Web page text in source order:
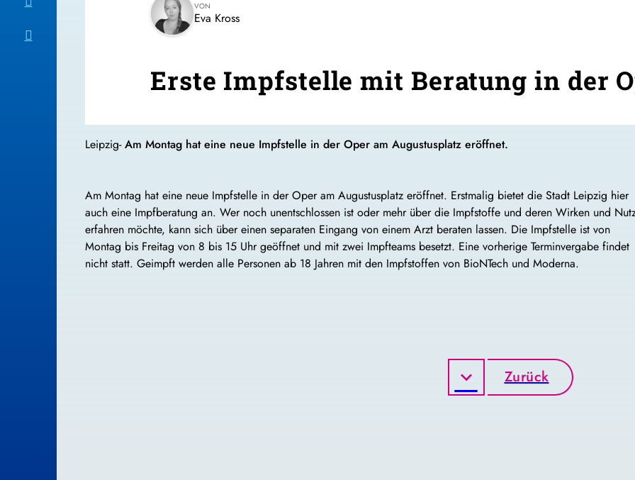
VON
Eva Kross
Erste Impfstelle mit Beratung in der
Leipzig-Am Montag hat eine neue Impfstelle in der Oper am Augustusplatz eröffnet.
Am Montag hat eine neue Impfstelle in der Oper am Augustusplatz eröffnet. Erstmalig bietet die Stadt Leipzig hier
auch eine Impfberatung an. Wer noch unentschlossen ist oder mehr über die Impfstoffe und deren Wirken und
erfahren möchte, kann sich über einen separaten Eingang von einem Arzt beraten lassen. Die Impfstelle ist von
Montag bis Freitag von 8 bis 15 Uhr geöffnet und mit zwei Impfteams besetzt. Eine vorherige Terminvergabe findet
nicht statt. Geimpft werden alle Personen ab 18 Jahren mit den Impfstoffen von BioNTech und Moderna.
Zurück